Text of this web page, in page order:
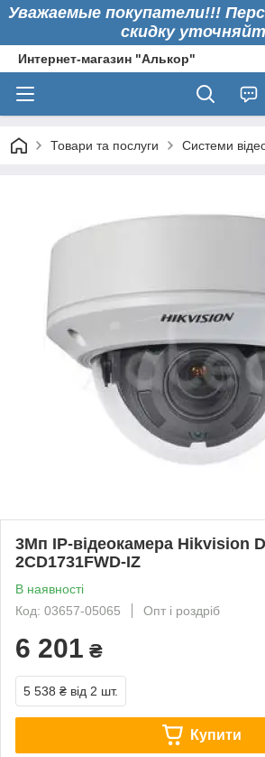
Уважаемые покупатели!!!
скидку
Интернет-магазин "Алькор"
Товари та послуги Системи
3Мп IP-відеокамера Hikvision
2CD1731FWD-IZ
В наявності
Код: 03657-05065
Опт і роздріб
6 201 ₴
5 538 ₴ від 2 шт.
Купити